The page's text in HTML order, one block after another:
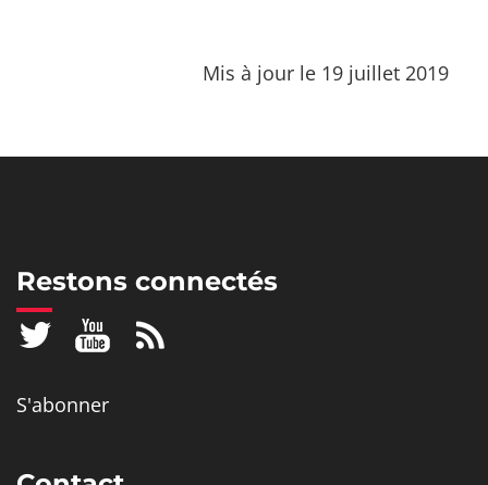
Mis à jour le 19 juillet 2019
Restons connectés
S'abonner